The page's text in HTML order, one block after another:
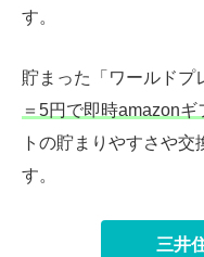
す。
貯まった「ワールドプ
＝5円で即時amazon
トの貯まりやすさや
す。
三井